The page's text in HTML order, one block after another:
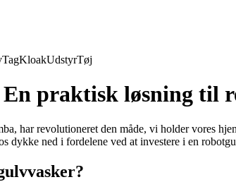
TagKloakUdstyrTøj
praktisk løsning til
har revolutioneret den måde, vi holder vores
dykke ned i fordelene ved at investere i en